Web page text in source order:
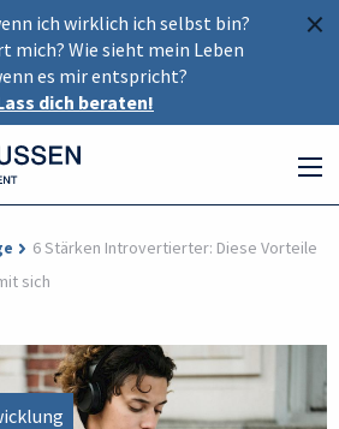
×
ich wirklich ich selbst bin?
mich? Wie sieht mein Leben
es mir entspricht?
dich beraten!
6 Stärken Introvertierter: Diese Vorteile
sich